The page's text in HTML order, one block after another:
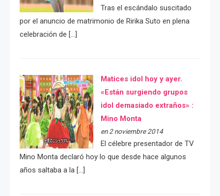
Tras el escándalo suscitado
por el anuncio de matrimonio de Ririka Suto en plena
celebración de […]
Matices idol hoy y ayer.
«Están surgiendo grupos
idol demasiado extraños» :
Mino Monta
en 2 noviembre 2014
El célebre presentador de TV
Mino Monta declaró hoy lo que desde hace algunos
años saltaba a la […]